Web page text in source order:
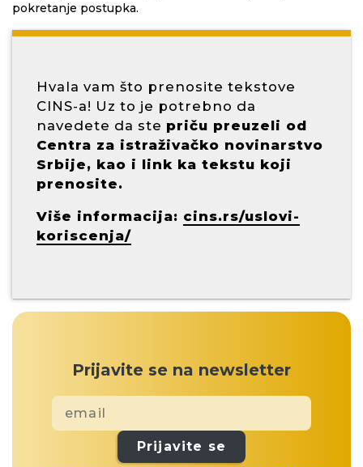
pokretanje postupka.
Hvala vam što prenosite tekstove
CINS-a! Uz to je potrebno da
navedete da ste priču preuzeli od
Centra za istraživačko novinarstvo
Srbije, kao i link ka tekstu koji
prenosite.
Više informacija: cins.rs/uslovi-
koriscenja/
Prijavite se na newsletter
Prijavite se